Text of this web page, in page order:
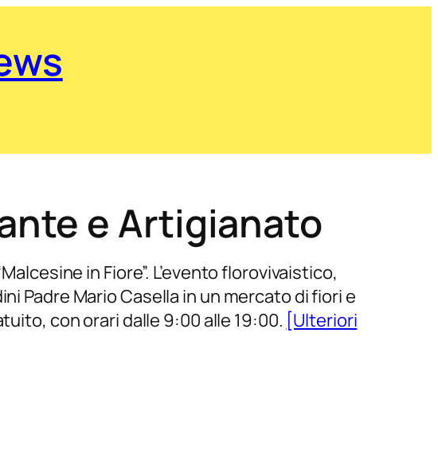
e Artigianato
in Fiore”. L’evento florovivaistico,
Padre Mario Casella in un mercato di fiori e
con orari dalle 9:00 alle 19:00. [Ulteriori